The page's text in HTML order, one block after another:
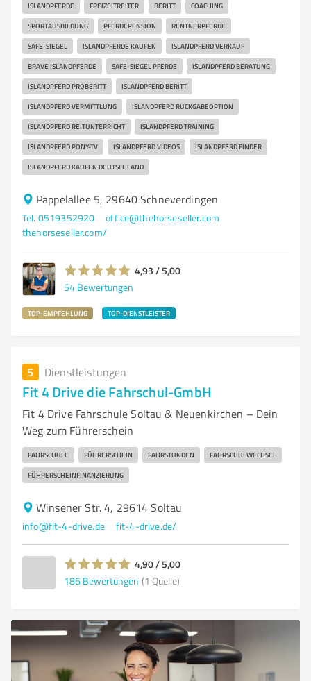
ISLANDPFERDE FREIZEITREITER BERITT COACHING
SPORTAUSBILDUNG PFERDEPENSION RENTNERPFERDE
SAFE-SIEGEL ISLANDPFERDE KAUFEN ISLANDPFERD VERKAUF
BRAVE ISLANDPFERDE SAFE-SIEGEL PFERDE ISLANDPFERD BERATUNG
ISLANDPFERD PROBERITT ISLANDPFERD BERITT
ISLANDPFERD VERMITTLUNG ISLANDPFERD RÜCKGABEOPTION
ISLANDPFERD REITUNTERRICHT ISLANDPFERD TRAINING
ISLANDPFERD PONY-TV ISLANDPFERD VIDEOS ISLANDPFERD FINDER
ISLANDPFERD KAUFEN DEUTSCHLAND
Pappelallee 5, 29640 Schneverdingen
Tel. 0519352920
office@thehorseseller.com
thehorseseller.com/
4,93 / 5,00
54 Bewertungen
TOP-EMPFEHLUNG TOP-DIENSTLEISTER
5 Dienstleistungen
Fit 4 Drive die Fahrschul-GmbH
Fit 4 Drive Fahrschule Soltau & Neuenkirchen – Dein
Weg zum Führerschein
FAHRSCHULE FÜHRERSCHEIN FAHRSTUNDEN FAHRSCHULWECHSEL
FÜHRERSCHEINFINANZIERUNG
Winsener Str. 4, 29614 Soltau
info@fit-4-drive.de fit-4-drive.de/
4,90 / 5,00
186 Bewertungen (1 Quelle)